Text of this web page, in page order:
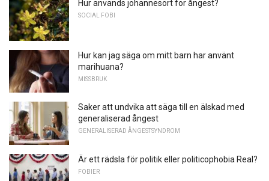
Hur används johannesört för ångest?
SOCIAL FOBI
Hur kan jag säga om mitt barn har använt
marihuana?
MISSBRUK
Saker att undvika att säga till en älskad med
generaliserad ångest
GENERALISERAD ÅNGESTSYNDROM
Är ett rädsla för politik eller politicophobia Real?
FOBIER